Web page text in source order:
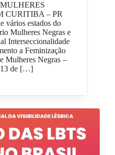
CURITIBA – PR
vários estados do
Mulheres Negras e
Interseccionalidade
a Feminização
Mulheres Negras –
13 de […]